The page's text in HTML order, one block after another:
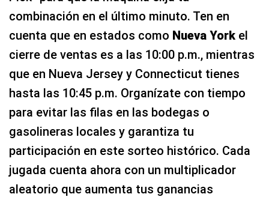
combinación en el último minuto. Ten en
cuenta que en estados como Nueva York el
cierre de ventas es a las 10:00 p.m., mientras
que en Nueva Jersey y Connecticut tienes
hasta las 10:45 p.m. Organízate con tiempo
para evitar las filas en las bodegas o
gasolineras locales y garantiza tu
participación en este sorteo histórico. Cada
jugada cuenta ahora con un multiplicador
aleatorio que aumenta tus ganancias